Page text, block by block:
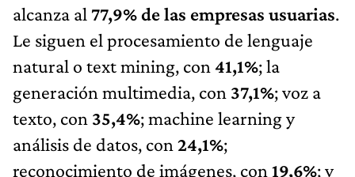
alcanza al 77,9% de las empresas usuarias.
Le siguen el procesamiento de lenguaje
natural o text mining, con41,1%; la
generación multimedia, con 37,1%; voz a
texto, con 35,4%; machine learning y
análisis de datos, con24,1%;
reconocimiento de imágenes, con19,6%; y